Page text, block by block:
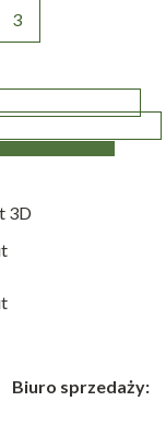
3
3D
Biuro sprzedaży: